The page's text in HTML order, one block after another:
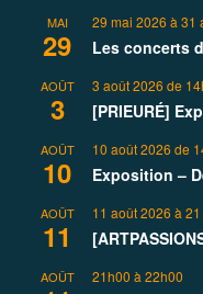
MAI
29
29 mai 2026 à 31
Les concerts
AOÛT
3
3 août 2026 de
[PRIEURÉ]
AOÛT
10
10 août 2026 de
Exposition –
AOÛT
11
11 août 2026 à
AOÛT 21h00 à 22h00